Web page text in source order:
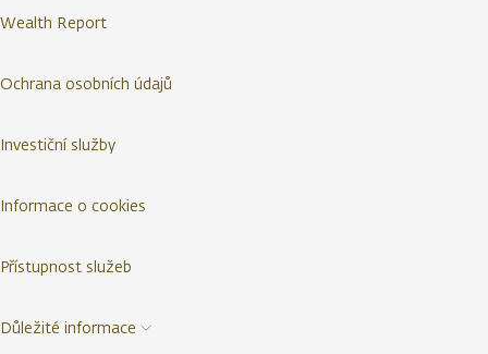
Wealth Report
Ochrana osobních údajů
Investiční služby
Informace o cookies
Přístupnost služeb
Důležité informace